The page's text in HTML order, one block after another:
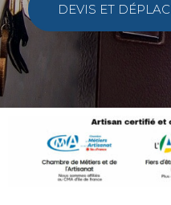
DEVIS ET